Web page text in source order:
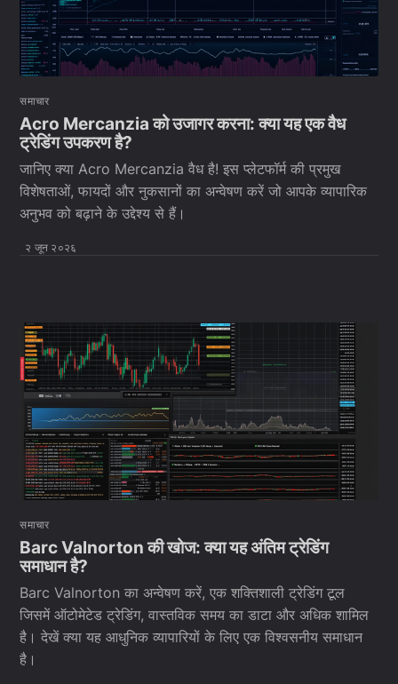
समाचार
Acro Mercanzia को उजागर करना: क्या यह एक वैध
ट्रेडिंग उपकरण है?
जानिए क्या Acro Mercanzia वैध है! इस प्लेटफॉर्म की प्रमुख
विशेषताओं, फायदों और नुकसानों का अन्वेषण करें जो आपके व्यापारिक
अनुभव को बढ़ाने के उद्देश्य से हैं।
२ जून २०२६
समाचार
Barc Valnorton की खोज: क्या यह अंतिम ट्रेडिंग
समाधान है?
Barc Valnorton का अन्वेषण करें, एक शक्तिशाली ट्रेडिंग टूल
जिसमें ऑटोमेटेड ट्रेडिंग, वास्तविक समय का डाटा और अधिक शामिल
है। देखें क्या यह आधुनिक व्यापारियों के लिए एक विश्वसनीय समाधान
है।